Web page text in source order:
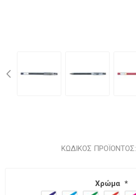
ΚΩΔΙΚΟΣ ΠΡΟΪΟΝΤΟΣ:
Χρώμα *